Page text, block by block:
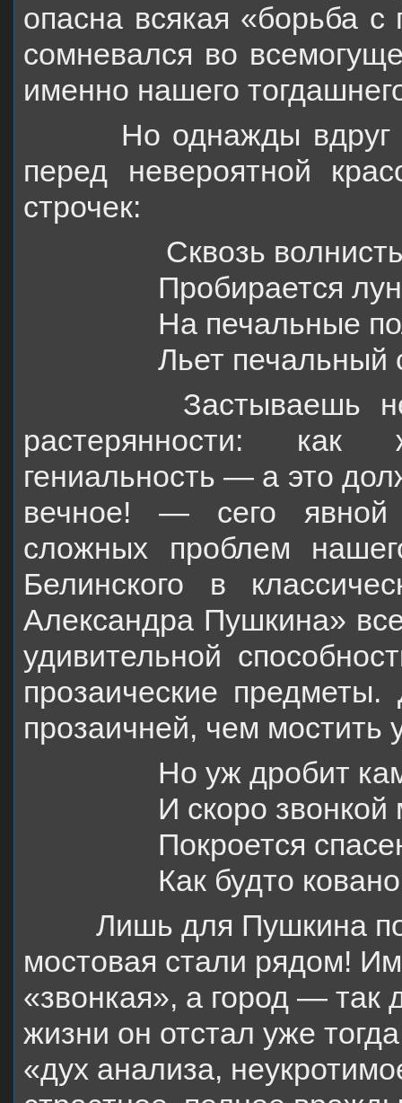
опасна всякая «борьба
сомневался во
именно нашего тогдаш­
Но однажды вдруг
перед невероятной
строчек:
Сквозь
Пробирается
На печальные
Льет печальный
Застываешь
растерянности:
гениальность — а это
вечное! — сего
сложных проблем
Белинского в
Александра Пушкина»
удивительной
прозаические
прозаичней, чем мостить
Но уж дробит
И скоро звонкой
Покроется
Как будто
Лишь для Пушкина
мостовая стали рядом! И
«звонкая», а город —
жизни он отстал уже
«дух анализа,